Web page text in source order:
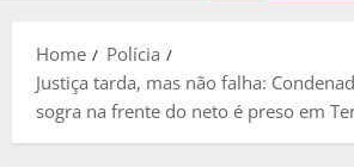
Home
Polícia
Justiça tarda, mas não falha:
sogra na frente do neto é preso em